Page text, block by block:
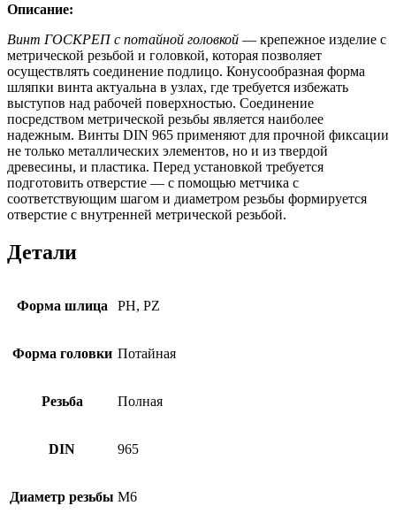
Описание:
Винт ГОСКРЕП с потайной головкой — крепежное изделие с
метрической резьбой и головкой, которая позволяет
осуществлять соединение подлицо. Конусообразная форма
шляпки винта актуальна в узлах, где требуется избежать
выступов над рабочей поверхностью. Соединение
посредством метрической резьбы является наиболее
надежным. Винты DIN 965 применяют для прочной фиксации
не только металлических элементов, но и из твердой
древесины, и пластика. Перед установкой требуется
подготовить отверстие — с помощью метчика с
соответствующим шагом и диаметром резьбы формируется
отверстие с внутренней метрической резьбой.
Детали
Форма шлица PH, PZ
Форма головки Потайная
Резьба Полная
DIN 965
Диаметр резьбы М6